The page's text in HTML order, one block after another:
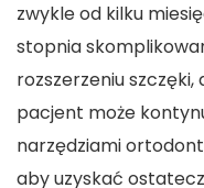
zwykle od kilku
stopnia
rozszerzeniu
pacjent może
narzędziami
aby uzyskać